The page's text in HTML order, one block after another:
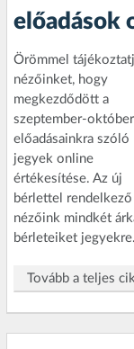
előadások
Örömmel
nézőinket, hogy
megkezdődött a
szeptember-
előadásainkra szóló
jegyek online
értékesítése. Az új
bérlettel rendelkező
nézőink mindkét
bérleteiket jegyekre.
Tovább a teljes